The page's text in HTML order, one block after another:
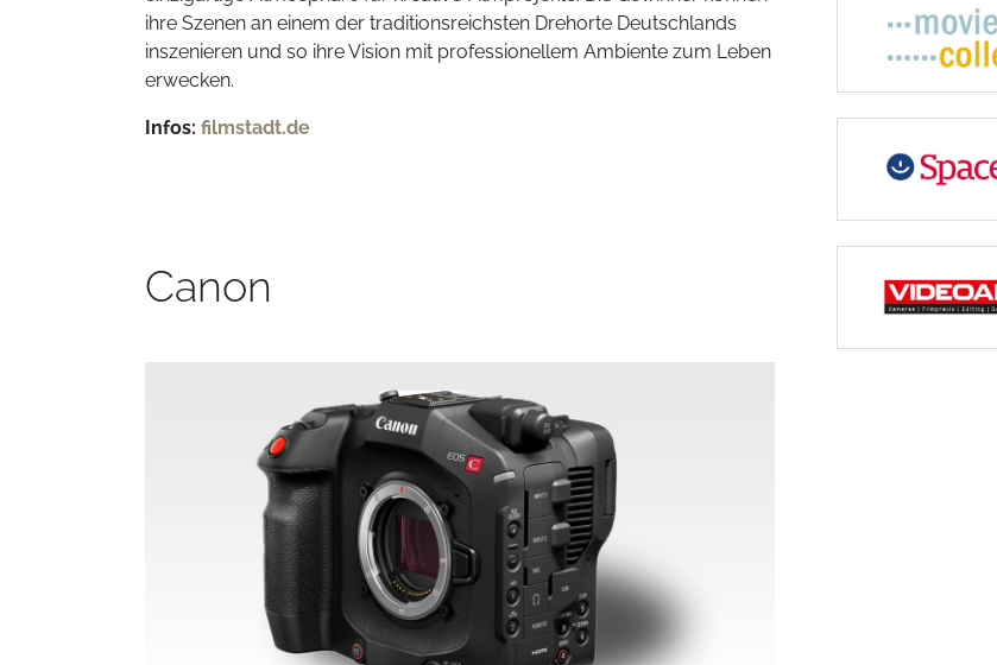
ihre Szenen an einem der traditionsreichsten Drehorte Deutschlands
inszenieren und so ihre Vision mit professionellem Ambiente zum Leben
erwecken.
Infos: filmstadt.de
Canon